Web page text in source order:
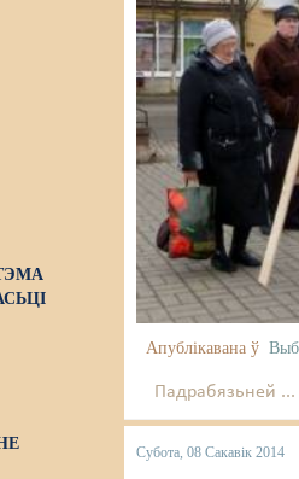
Апублікавана ў
Падрабязьней ...
Субота, 08 Сакавік 2014